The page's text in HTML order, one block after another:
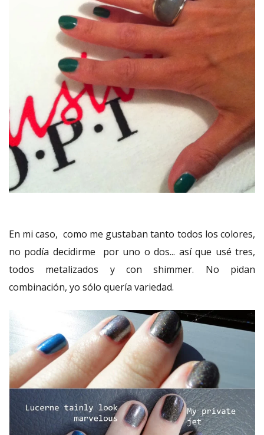
En mi caso, como me gustaban tanto todos los colores,
no podía decidirme por uno o dos... así que usé tres,
todos metalizados y con shimmer. No pidan
combinación, yo sólo quería variedad.